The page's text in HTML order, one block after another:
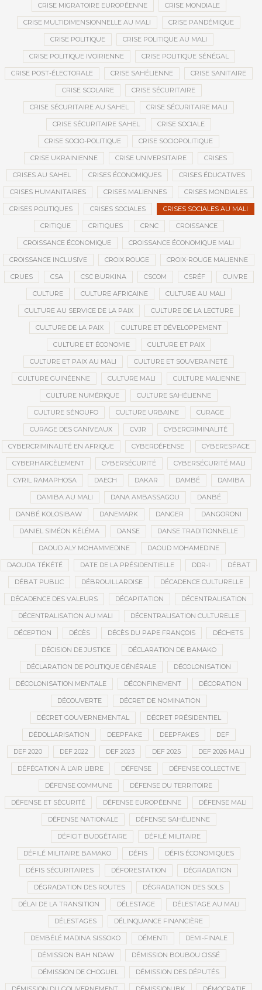
CRISE MIGRATOIRE EUROPÉENNE CRISE MONDIALE
CRISE MULTIDIMENSIONNELLE AU MALI CRISE PANDÉMIQUE
CRISE POLITIQUE CRISE POLITIQUE AU MALI
CRISE POLITIQUE IVOIRIENNE CRISE POLITIQUE SÉNÉGAL
CRISE POST-ÉLECTORALE CRISE SAHÉLIENNE CRISE SANITAIRE
CRISE SCOLAIRE CRISE SÉCURITAIRE
CRISE SÉCURITAIRE AU SAHEL CRISE SÉCURITAIRE MALI
CRISE SÉCURITAIRE SAHEL CRISE SOCIALE
CRISE SOCIO-POLITIQUE CRISE SOCIOPOLITIQUE
CRISE UKRAINIENNE CRISE UNIVERSITAIRE CRISES
CRISES AU SAHEL CRISES ÉCONOMIQUES CRISES ÉDUCATIVES
CRISES HUMANITAIRES CRISES MALIENNES CRISES MONDIALES
CRISES POLITIQUES CRISES SOCIALES CRISES SOCIALES AU MALI
CRITIQUE CRITIQUES CRNC CROISSANCE
CROISSANCE ÉCONOMIQUE CROISSANCE ÉCONOMIQUE MALI
CROISSANCE INCLUSIVE CROIX ROUGE CROIX-ROUGE MALIENNE
CRUES CSA CSC BURKINA CSCOM CSRÉF CUIVRE
CULTURE CULTURE AFRICAINE CULTURE AU MALI
CULTURE AU SERVICE DE LA PAIX CULTURE DE LA LECTURE
CULTURE DE LA PAIX CULTURE ET DÉVELOPPEMENT
CULTURE ET ÉCONOMIE CULTURE ET PAIX
CULTURE ET PAIX AU MALI CULTURE ET SOUVERAINETÉ
CULTURE GUINÉENNE CULTURE MALI CULTURE MALIENNE
CULTURE NUMÉRIQUE CULTURE SAHÉLIENNE
CULTURE SÉNOUFO CULTURE URBAINE CURAGE
CURAGE DES CANIVEAUX CVJR CYBERCRIMINALITÉ
CYBERCRIMINALITÉ EN AFRIQUE CYBERDÉFENSE CYBERESPACE
CYBERHARCÈLEMENT CYBERSÉCURITÉ CYBERSÉCURITÉ MALI
CYRIL RAMAPHOSA DAECH DAKAR DAMBÉ DAMIBA
DAMIBA AU MALI DANA AMBASSAGOU DANBÉ
DANBÉ KOLOSIBAW DANEMARK DANGER DANGORONI
DANIEL SIMÉON KÉLÉMA DANSE DANSE TRADITIONNELLE
DAOUD ALY MOHAMMEDINE DAOUD MOHAMEDINE
DAOUDA TÉKÉTÉ DATE DE LA PRÉSIDENTIELLE DDR-I DÉBAT
DÉBAT PUBLIC DÉBROUILLARDISE DÉCADENCE CULTURELLE
DÉCADENCE DES VALEURS DÉCAPITATION DÉCENTRALISATION
DÉCENTRALISATION AU MALI DÉCENTRALISATION CULTURELLE
DÉCEPTION DÉCÈS DÉCÈS DU PAPE FRANÇOIS DÉCHETS
DÉCISION DE JUSTICE DÉCLARATION DE BAMAKO
DÉCLARATION DE POLITIQUE GÉNÉRALE DÉCOLONISATION
DÉCOLONISATION MENTALE DÉCONFINEMENT DÉCORATION
DÉCOUVERTE DÉCRET DE NOMINATION
DÉCRET GOUVERNEMENTAL DÉCRET PRÉSIDENTIEL
DÉDOLLARISATION DEEPFAKE DEEPFAKES DEF
DEF 2020 DEF 2022 DEF 2023 DEF 2025 DEF 2026 MALI
DÉFÉCATION À L’AIR LIBRE DÉFENSE DÉFENSE COLLECTIVE
DÉFENSE COMMUNE DÉFENSE DU TERRITOIRE
DÉFENSE ET SÉCURITÉ DÉFENSE EUROPÉENNE DÉFENSE MALI
DÉFENSE NATIONALE DÉFENSE SAHÉLIENNE
DÉFICIT BUDGÉTAIRE DÉFILÉ MILITAIRE
DÉFILÉ MILITAIRE BAMAKO DÉFIS DÉFIS ÉCONOMIQUES
DÉFIS SÉCURITAIRES DÉFORESTATION DÉGRADATION
DÉGRADATION DES ROUTES DÉGRADATION DES SOLS
DÉLAI DE LA TRANSITION DÉLESTAGE DÉLESTAGE AU MALI
DÉLESTAGES DÉLINQUANCE FINANCIÈRE
DEMBÉLÉ MADINA SISSOKO DÉMENTI DEMI-FINALE
DÉMISSION BAH NDAW DÉMISSION BOUBOU CISSÉ
DÉMISSION DE CHOGUEL DÉMISSION DES DÉPUTÉS